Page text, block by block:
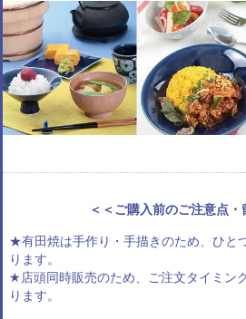
＜＜ご購入前のご注意点・
★有田焼は手作り・手描きのため、ひと
ります。
★店頭同時販売のため、ご注文タイミン
ります。